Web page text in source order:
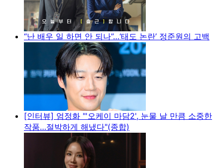
“난 배우 일 하면 안 되나”…‘태도 논란’ 정준원의 고백
[인터뷰] 엄정화 "'오케이 마담2', 눈물 날 만큼 소중한
작품…절박하게 해냈다"(종합)